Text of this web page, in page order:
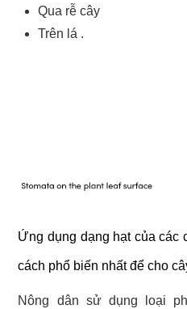
Qua rễ cây
Trên lá .
Ứng dụng dạng hạt của các
cách phổ biến nhất để cho
Nông dân sử dụng loại